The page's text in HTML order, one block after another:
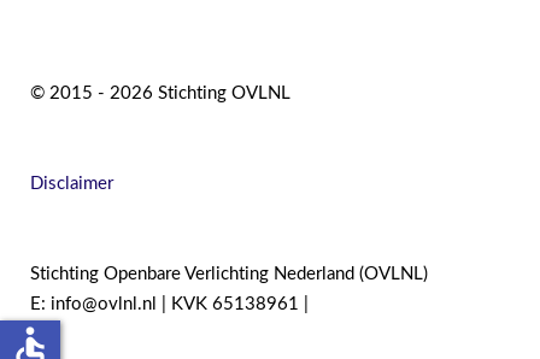
© 2015 - 2026 Stichting OVLNL
Disclaimer
Stichting Openbare Verlichting Nederland (OVLNL)
E: info@ovlnl.nl | KVK 65138961 |
accessible